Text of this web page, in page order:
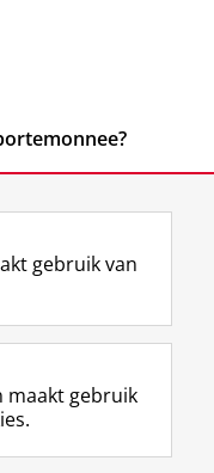
R
S
-
f
I
n
t
Y
o
T
gebruik van
maakt gebruik